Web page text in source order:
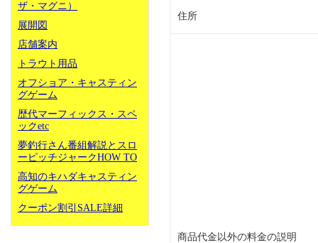
ザ・マグニ）
展開図
店舗案内
トラウト用品
オフショア・キャスティン
グゲーム
歴代マーフィックス・スペ
ックetc
夢釣行さん番組解説とスロ
ーピッチジャークHOW TO
高知のキハダキャスティン
グゲーム
クーポン割引SALE詳細
住所
商品代金以外の料金の説明